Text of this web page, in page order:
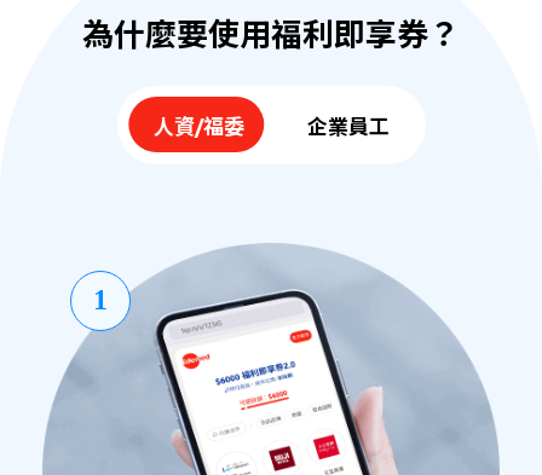
為什麼要使用福利即享券？
人資/福委 企業員工
1